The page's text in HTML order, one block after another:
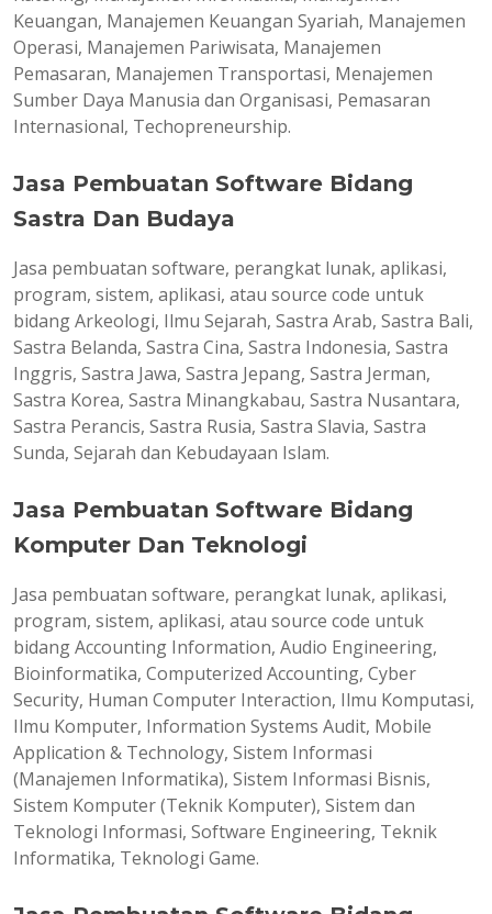
Keuangan, Manajemen Keuangan Syariah, Manajemen
Operasi, Manajemen Pariwisata, Manajemen
Pemasaran, Manajemen Transportasi, Menajemen
Sumber Daya Manusia dan Organisasi, Pemasaran
Internasional, Techopreneurship.
Jasa Pembuatan Software Bidang
Sastra Dan Budaya
Jasa pembuatan software, perangkat lunak, aplikasi,
program, sistem, aplikasi, atau source code untuk
bidang Arkeologi, Ilmu Sejarah, Sastra Arab, Sastra Bali,
Sastra Belanda, Sastra Cina, Sastra Indonesia, Sastra
Inggris, Sastra Jawa, Sastra Jepang, Sastra Jerman,
Sastra Korea, Sastra Minangkabau, Sastra Nusantara,
Sastra Perancis, Sastra Rusia, Sastra Slavia, Sastra
Sunda, Sejarah dan Kebudayaan Islam.
Jasa Pembuatan Software Bidang
Komputer Dan Teknologi
Jasa pembuatan software, perangkat lunak, aplikasi,
program, sistem, aplikasi, atau source code untuk
bidang Accounting Information, Audio Engineering,
Bioinformatika, Computerized Accounting, Cyber
Security, Human Computer Interaction, Ilmu Komputasi,
Ilmu Komputer, Information Systems Audit, Mobile
Application & Technology, Sistem Informasi
(Manajemen Informatika), Sistem Informasi Bisnis,
Sistem Komputer (Teknik Komputer), Sistem dan
Teknologi Informasi, Software Engineering, Teknik
Informatika, Teknologi Game.